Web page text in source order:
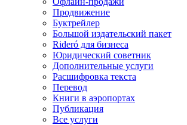
Продвижение
Буктрейлер
Большой издательский пакет
Rideró для бизнеса
Юридический советник
Дополнительные услуги
Расшифровка текста
Перевод
Книги в аэропортах
Публикация
Все услуги